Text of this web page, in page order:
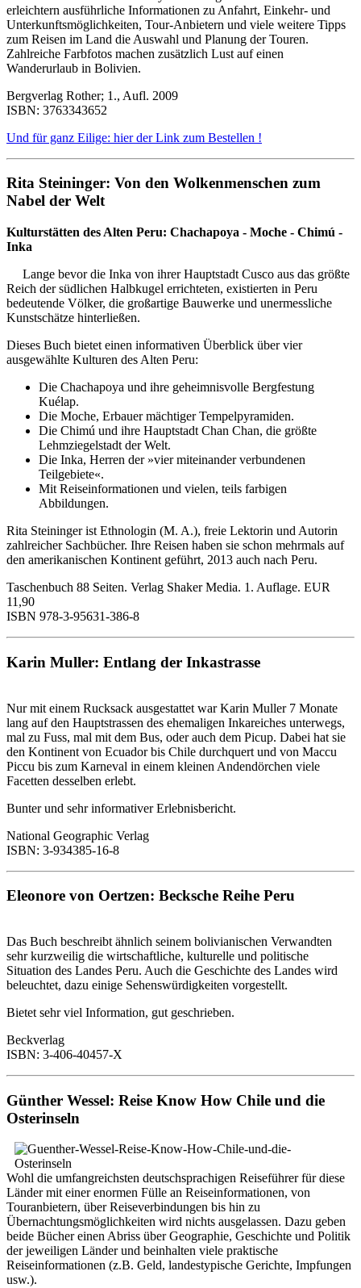
erleichtern ausführliche Informationen zu Anfahrt, Einkehr- und
Unterkunftsmöglichkeiten, Tour-Anbietern und viele weitere Tipps
zum Reisen im Land die Auswahl und Planung der Touren.
Zahlreiche Farbfotos machen zusätzlich Lust auf einen
Wanderurlaub in Bolivien.
Bergverlag Rother; 1., Aufl. 2009
ISBN: 3763343652
Und für ganz Eilige: hier der Link zum Bestellen !
Rita Steininger: Von den Wolkenmenschen zum
Nabel der Welt
Kulturstätten des Alten Peru: Chachapoya - Moche - Chimú -
Inka
Lange bevor die Inka von ihrer Hauptstadt Cusco aus das größte
Reich der südlichen Halbkugel errichteten, existierten in Peru
bedeutende Völker, die großartige Bauwerke und unermessliche
Kunstschätze hinterließen.
Dieses Buch bietet einen informativen Überblick über vier
ausgewählte Kulturen des Alten Peru:
Die Chachapoya und ihre geheimnisvolle Bergfestung
Kuélap.
Die Moche, Erbauer mächtiger Tempelpyramiden.
Die Chimú und ihre Hauptstadt Chan Chan, die größte
Lehmziegelstadt der Welt.
Die Inka, Herren der »vier miteinander verbundenen
Teilgebiete«.
Mit Reiseinformationen und vielen, teils farbigen
Abbildungen.
Rita Steininger ist Ethnologin (M. A.), freie Lektorin und Autorin
zahlreicher Sachbücher. Ihre Reisen haben sie schon mehrmals auf
den amerikanischen Kontinent geführt, 2013 auch nach Peru.
Taschenbuch 88 Seiten. Verlag Shaker Media. 1. Auflage. EUR
11,90
ISBN 978-3-95631-386-8
Karin Muller: Entlang der Inkastrasse
Nur mit einem Rucksack ausgestattet war Karin Muller 7 Monate
lang auf den Hauptstrassen des ehemaligen Inkareiches unterwegs,
mal zu Fuss, mal mit dem Bus, oder auch dem Picup. Dabei hat sie
den Kontinent von Ecuador bis Chile durchquert und von Maccu
Piccu bis zum Karneval in einem kleinen Andendörchen viele
Facetten desselben erlebt.
Bunter und sehr informativer Erlebnisbericht.
National Geographic Verlag
ISBN: 3-934385-16-8
Eleonore von Oertzen: Becksche Reihe Peru
Das Buch beschreibt ähnlich seinem bolivianischen Verwandten
sehr kurzweilig die wirtschaftliche, kulturelle und politische
Situation des Landes Peru. Auch die Geschichte des Landes wird
beleuchtet, dazu einige Sehenswürdigkeiten vorgestellt.
Bietet sehr viel Information, gut geschrieben.
Beckverlag
ISBN: 3-406-40457-X
Günther Wessel: Reise Know How Chile und die
Osterinseln
Wohl die umfangreichsten deutschsprachigen Reiseführer für diese
Länder mit einer enormen Fülle an Reiseinformationen, von
Touranbietern, über Reiseverbindungen bis hin zu
Übernachtungsmöglichkeiten wird nichts ausgelassen. Dazu geben
beide Bücher einen Abriss über Geographie, Geschichte und Politik
der jeweiligen Länder und beinhalten viele praktische
Reiseinformationen (z.B. Geld, landestypische Gerichte, Impfungen
usw.).